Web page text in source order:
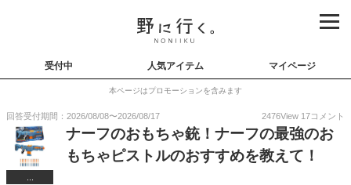
受付中 人気アイテム マイページ
本ページはプロモーションを含みます
回答受付期間： 2026/08/08〜2026/08/17 2476View 17コメント
ナーフのおもちゃ銃！ナーフの最強のお
もちゃピストルのおすすめを教えて！